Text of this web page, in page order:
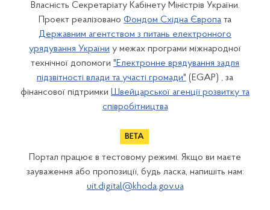
Власність Секретаріату Кабінету Міністрів України.
Проект реалізовано Фондом Східна Європа та
Державним агентством з питань електронного
урядування України у межах програми міжнародної
технічної допомоги "Електронне врядування задля
підзвітності влади та участі громади" (EGAP) , за
фінансової підтримки Швейцарської агенції розвитку та
співробітництва
Портал працює в тестовому режимі. Якщо ви маєте
зауваження або пропозиції, будь ласка, напишіть нам:
uit.digital@khoda.gov.ua